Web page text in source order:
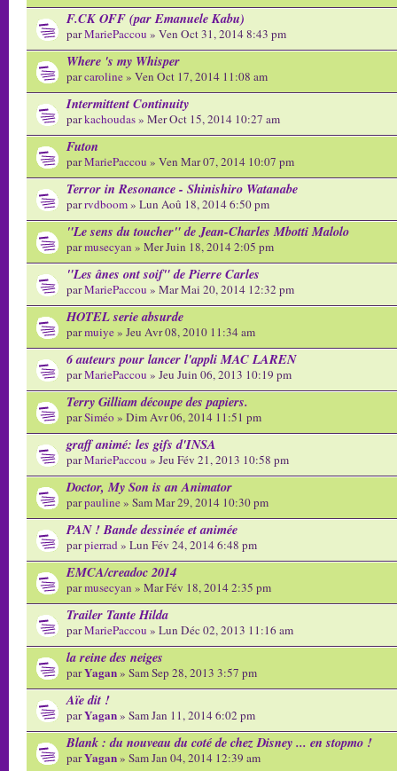
F.CK OFF (par Emanuele Kabu)
parMariePaccou » Ven Oct 31, 2014 8:43 pm
Where 's my Whisper
parcaroline» Ven Oct 17, 2014 11:08 am
Intermittent Continuity
parkachoudas» Mer Oct 15, 2014 10:27 am
Futon
parMariePaccou » Ven Mar 07, 2014 10:07 pm
Terror in Resonance - Shinishiro Watanabe
parrvdboom» Lun Aoû 18, 2014 6:50 pm
"Le sens du toucher" de Jean-Charles Mbotti Malolo
parmusecyan » Mer Juin 18, 2014 2:05 pm
"Les ânes ont soif" de Pierre Carles
parMariePaccou » Mar Mai 20, 2014 12:32 pm
HOTEL serie absurde
parmuiye» Jeu Avr 08, 2010 11:34 am
6 auteurs pour lancer l'appli MAC LAREN
parMariePaccou » Jeu Juin 06, 2013 10:19 pm
Terry Gilliam découpe des papiers.
parSiméo» Dim Avr 06, 2014 11:51 pm
graff animé: les gifs d'INSA
parMariePaccou » Jeu Fév 21, 2013 10:58 pm
Doctor, My Son is an Animator
parpauline» Sam Mar 29, 2014 10:30 pm
PAN ! Bande dessinée et animée
parpierrad» Lun Fév 24, 2014 6:48 pm
EMCA/creadoc 2014
parmusecyan » Mar Fév 18, 2014 2:35 pm
Trailer Tante Hilda
parMariePaccou » Lun Déc 02, 2013 11:16 am
la reine des neiges
parYagan» Sam Sep 28, 2013 3:57 pm
Aïe dit !
parYagan» Sam Jan 11, 2014 6:02 pm
Blank : du nouveau du coté de chez Disney ... en stopmo !
parYagan» Sam Jan 04, 2014 12:39 am